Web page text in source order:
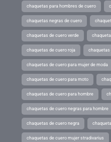
chaquetas para hombres de cuero
chaquetas negras de cuero
chaquetas de cuero verde
chaquetas de cuero roja chaquetas
chaquetas de cuero para mujer de moda
chaquetas de cuero para moto
chaquetas de cuero para hombre
chaquetas de cuero negras para hombre
chaquetas de cuero negra
chaquetas de cuero mujer stradivarius